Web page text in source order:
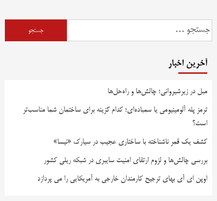
آخرین اخبار
مبل در زیرشیروانی؛ چالش‌ها و راه‌حل‌ها
ترمز پله آلومینیومی یا سمباده‌ای؛ کدام گزینه برای ساختمان شما مناسب‌تر
است؟
کشف یک قمر ناشناخته با ساختاری عجیب در سیارک «نیسا»
بررسی چالش‌ها و لزوم ارتقای امنیت سایبری در شبکه ریلی کشور
اوپن ای آی بهای ترجیح کارمندان خارجی به آمریکایی را می پردازد